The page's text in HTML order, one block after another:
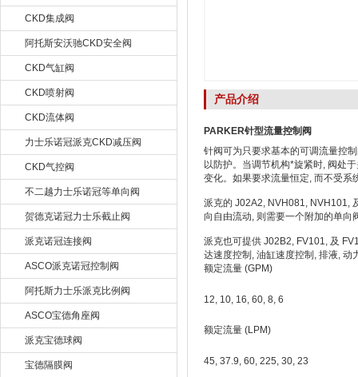
CKD集成阀
阿托斯安沃驰CKD安全阀
CKD气缸阀
CKD喷射阀
CKD流体阀
力士乐诺冠派克CKD减压阀
CKD气控阀
不二越力士乐诺冠等单向阀
贺德克诺冠力士乐截止阀
派克诺冠连接阀
ASCO派克诺冠控制阀
阿托斯力士乐派克比例阀
ASCO宝德角座阀
派克宝德球阀
宝德隔膜阀
产品介绍
PARKER针型流量控制阀
针阀可为只要求基本的可调流量控
以防护。当调节机构*旋紧时, 阀处
变化。如果要求流量恒定, 而不受系
派克的 J02A2, NVH081, NVH101,
向自由流动, 则需要一个附加的单向
派克也可提供 J02B2, FV101, 及
达速度控制, 油缸速度控制, 排液, 动
额定流量 (GPM)
12, 10, 16, 60, 8, 6
额定流量 (LPM)
45, 37.9, 60, 225, 30, 23